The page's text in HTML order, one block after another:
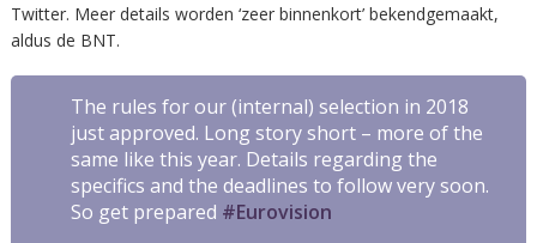
Twitter. Meer details worden ‘zeer binnenkort’ bekendgemaakt,
aldus de BNT.
The rules for our (internal) selection in 2018
just approved. Long story short – more of the
same like this year. Details regarding the
specifics and the deadlines to follow very soon.
So get prepared #Eurovision